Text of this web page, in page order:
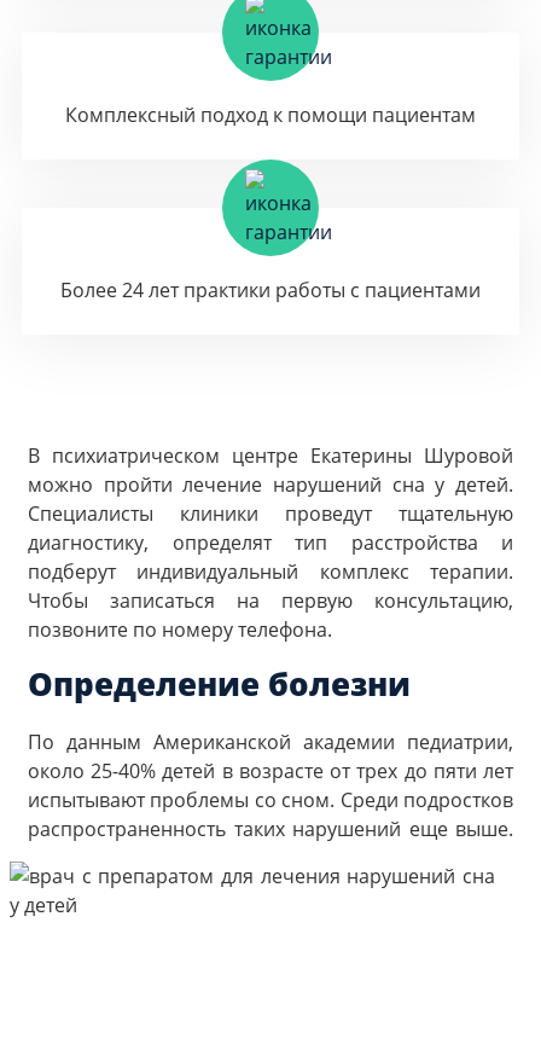
Комплексный подход к помощи пациентам
Более 24 лет практики работы с пациентами
В психиатрическом центре Екатерины Шуровой
можно пройти лечение нарушений сна у детей.
Специалисты клиники проведут тщательную
диагностику, определят тип расстройства и
подберут индивидуальный комплекс терапии.
Чтобы записаться на первую консультацию,
позвоните по номеру телефона.
Определение болезни
По данным Американской академии педиатрии,
около 25-40% детей в возрасте от трех до пяти лет
испытывают проблемы со сном. Среди подростков
распространенность таких нарушений еще выше.